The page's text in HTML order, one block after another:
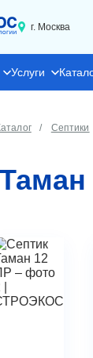
г. Москва
Услуги
Септики